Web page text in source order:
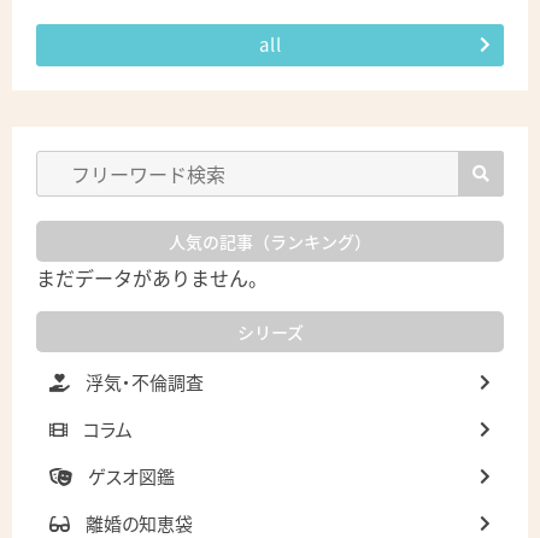
all
人気の記事（ランキング）
まだデータがありません。
シリーズ
浮気・不倫調査
コラム
ゲスオ図鑑
離婚の知恵袋